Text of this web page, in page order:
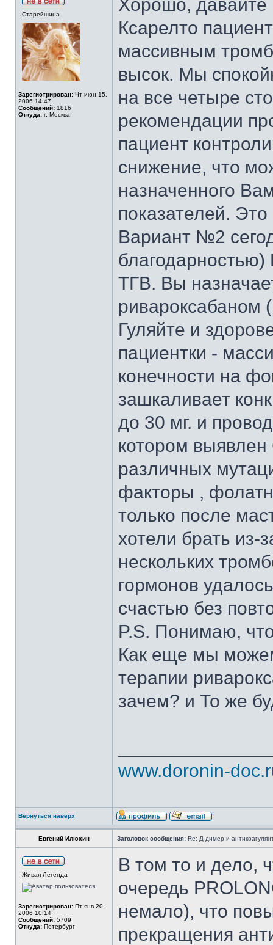
Старейшина
Зарегистрирован: Чт июн 15,
2006 14:47
Сообщений: 1816
Откуда: г. Москва.
Хорошо, давайте
Ксарелто
массивным
высок. Мы
на все четыре
рекомендации
пациент
снижение, что
назначенного
показателей.
Вариант №2
ТГВ. Вы
ривароксабаном
Гуляйте и
пациентки -
конечности на
зашкаливает
до 30 мг. и
котором
различных
факторы ,
только после
хотели брать из-
нескольких
гормонов
счастью без
P.S. Понимаю,
Как еще мы
терапии
зачем? и То же
www.doronin-
Вернуться наверх
Евгений Илюхин Заголовок сообщения: Re: Д-димер и
Живая Легенда
Зарегистрирован: Пт янв 20,
2006 10:14
Сообщений: 5709
Откуда: Петербург
В том то и дело,
очередь
немало), что
прекращения